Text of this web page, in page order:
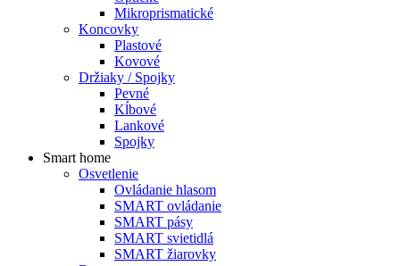
Mikroprismatické
Koncovky
Plastové
Kovové
Držiaky / Spojky
Pevné
Kĺbové
Lankové
Spojky
Smart home
Osvetlenie
Ovládanie hlasom
SMART ovládanie
SMART pásy
SMART svietidlá
SMART žiarovky